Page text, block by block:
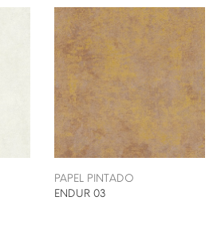
PAPEL PINTADO
ENDUR 03